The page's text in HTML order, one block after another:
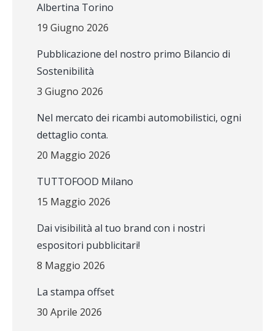
Albertina Torino
19 Giugno 2026
Pubblicazione del nostro primo Bilancio di
Sostenibilità
3 Giugno 2026
Nel mercato dei ricambi automobilistici, ogni
dettaglio conta.
20 Maggio 2026
TUTTOFOOD Milano
15 Maggio 2026
Dai visibilità al tuo brand con i nostri
espositori pubblicitari!
8 Maggio 2026
La stampa offset
30 Aprile 2026